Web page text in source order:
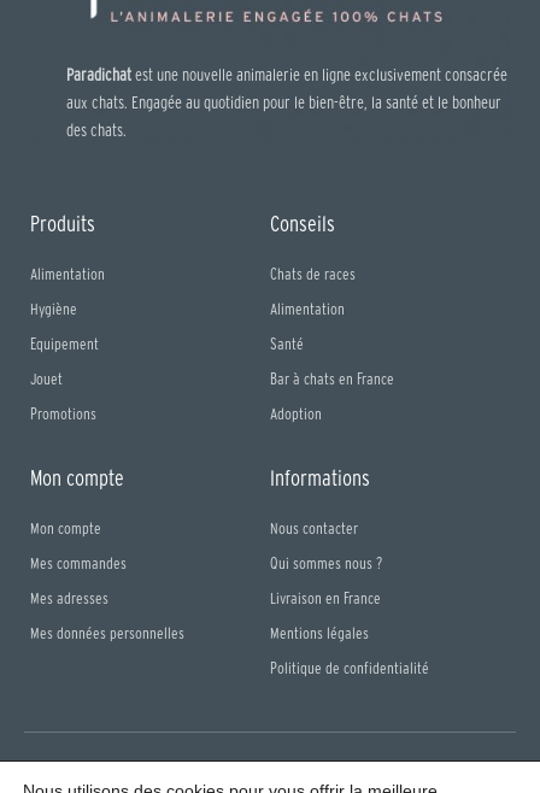
Paradichatest une nouvelle animalerie en ligne exclusivement consacrée
aux chats. Engagée au quotidien pour le bien-être, la santé et le bonheur
des chats.
Produits
Alimentation
Hygiène
Equipement
Jouet
Promotions
Conseils
Chats de races
Alimentation
Santé
Bar à chats en France
Adoption
Mon compte
Mon compte
Mes commandes
Mes adresses
Mes données personnelles
Informations
Nous contacter
Qui sommes nous ?
Livraison en France
Mentions légales
Politique de confidentialité